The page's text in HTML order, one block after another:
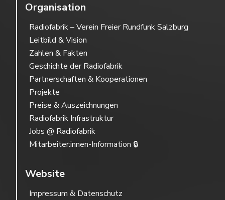
Organisation
Radiofabrik – Verein Freier Rundfunk Salzburg
Leitbild & Vision
Zahlen & Fakten
Geschichte der Radiofabrik
Partnerschaften & Kooperationen
Projekte
Preise & Auszeichnungen
Radiofabrik Infrastruktur
Jobs @ Radiofabrik
Mitarbeiter:innen-Information 🔒
Website
Impressum & Datenschutz